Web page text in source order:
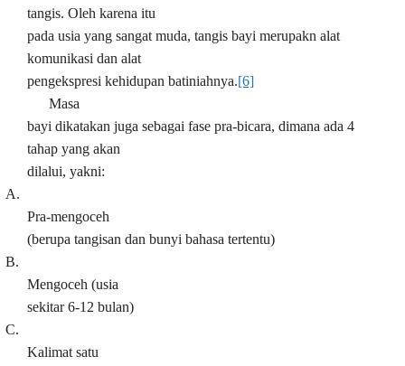
tangis. Oleh karena itu
pada usia yang sangat muda, tangis bayi merupakn alat
komunikasi dan alat
pengekspresi kehidupan batiniahnya.[6]
Masa
bayi dikatakan juga sebagai fase pra-bicara, dimana ada 4
tahap yang akan
dilalui, yakni:
A.
Pra-mengoceh
(berupa tangisan dan bunyi bahasa tertentu)
B.
Mengoceh (usia
sekitar 6-12 bulan)
C.
Kalimat satu